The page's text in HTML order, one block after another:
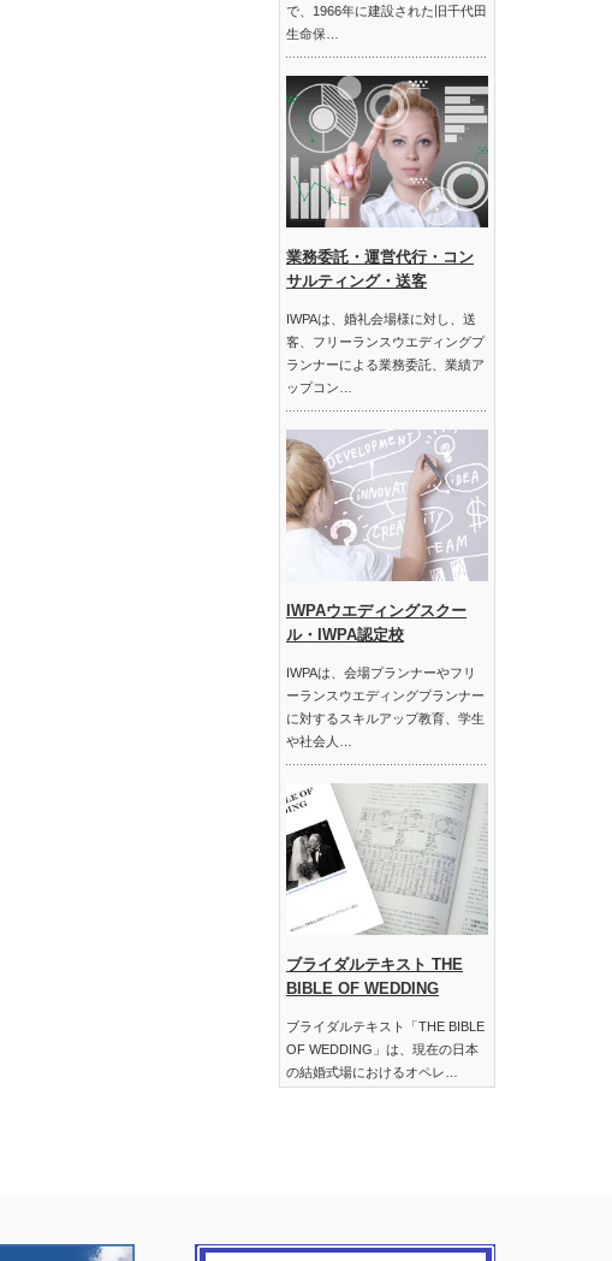
で、1966年に建設された旧千代田
生命保…
業務委託・運営代行・コン
サルティング・送客
IWPAは、婚礼会場様に対し、送
客、フリーランスウエディングプ
ランナーによる業務委託、業績ア
ップコン…
IWPAウエディングスクー
ル・IWPA認定校
IWPAは、会場プランナーやフリ
ーランスウエディングプランナー
に対するスキルアップ教育、学生
や社会人…
ブライダルテキスト THE
BIBLE OF WEDDING
ブライダルテキスト「THE BIBLE
OF WEDDING」は、現在の日本
の結婚式場におけるオペレ…